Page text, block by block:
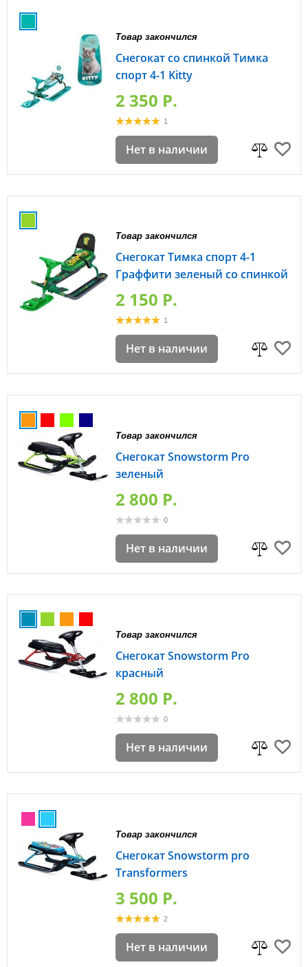
Товар закончился
Снегокат со спинкой Тимка
спорт 4-1 Kitty
2 350 P.
1
Нет в наличии
Товар закончился
Снегокат Тимка спорт 4-1
Граффити зеленый со спинкой
2 150 P.
1
Нет в наличии
Товар закончился
Снегокат Snowstorm Pro
зеленый
2 800 P.
0
Нет в наличии
Товар закончился
Снегокат Snowstorm Pro
красный
2 800 P.
0
Нет в наличии
Товар закончился
Снегокат Snowstorm pro
Transformers
3 500 P.
2
Нет в наличии